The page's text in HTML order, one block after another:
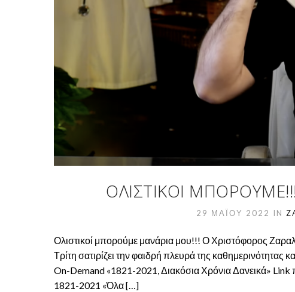
ΟΛΙΣΤΙΚΟΊ
29 ΜΑΪ́ΟΥ 2022 IN
Ολιστικοί μπορούμε μανάρια μου!!! Ο Χριστόφορος
Τρίτη σατιρίζει την φαιδρή πλευρά της καθημερινότητας
On-Demand «1821-2021, Διακόσια Χρόνια Δανεικά»
1821-2021 «Όλα […]